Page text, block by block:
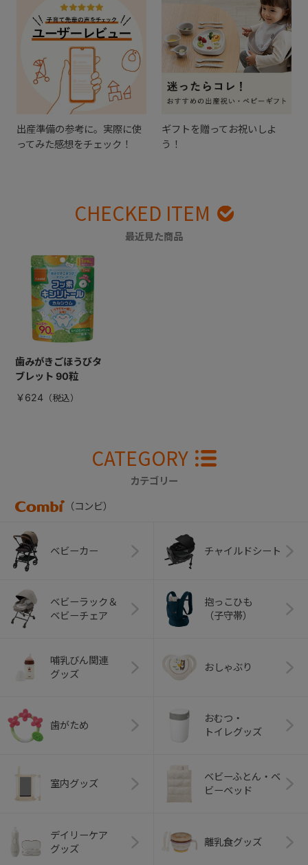
出産準備の参考に。実際に使
ってみた感想をチェック！
ギフトを贈ってお祝いしよ
う！
CHECKED ITEM
最近見た商品
歯みがきごほうびタ
ブレット 90粒
￥624
CATEGORY
カテゴリー
（コンビ）
ベビーカー チャイルドシート
ベビーラック＆
ベビーチェア
抱っこひも
（子守帯）
哺乳びん関連
グッズ
おしゃぶり
歯がため
おむつ・
トイレグッズ
室内グッズ
ベビーふとん・ベ
ビーベッド
デイリーケア
グッズ
離乳食グッズ